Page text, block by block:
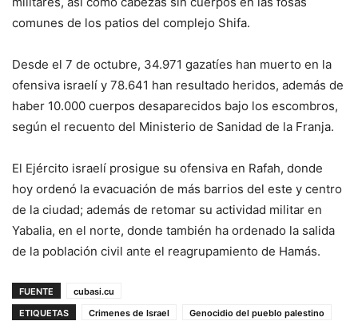
comunes de los patios del complejo Shifa.
Desde el 7 de octubre, 34.971 gazatíes han muerto en la
ofensiva israelí y 78.641 han resultado heridos, además de
haber 10.000 cuerpos desaparecidos bajo los escombros,
según el recuento del Ministerio de Sanidad de la Franja.
El Ejército israelí prosigue su ofensiva en Rafah, donde
hoy ordenó la evacuación de más barrios del este y centro
de la ciudad; además de retomar su actividad militar en
Yabalia, en el norte, donde también ha ordenado la salida
de la población civil ante el reagrupamiento de Hamás.
FUENTE
cubasi.cu
ETIQUETAS
Crimenes de Israel Genocidio del pueblo palestino